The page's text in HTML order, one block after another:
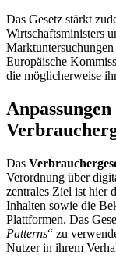
Das Gesetz stärkt
Wirtschaftsministers
Europäische
die möglicherweise
Anpassungen
Das
Verordnung über
zentrales Ziel ist hier
Inhalten sowie die
Plattformen. Das
Patterns“ zu
Nutzer in ihrem